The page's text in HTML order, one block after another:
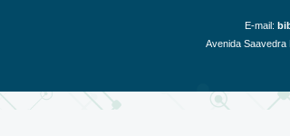
E-mail:
Avenida Saavedra